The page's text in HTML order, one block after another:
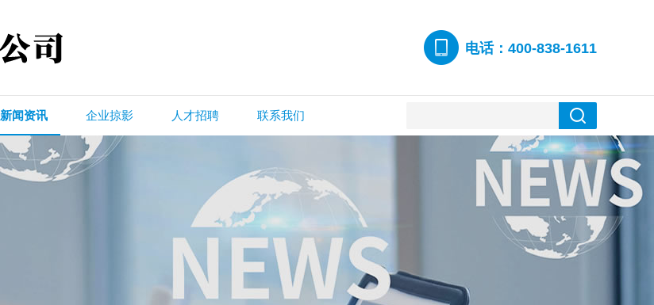
电话：400-838-1611
新闻资讯 企业掠影 人才招聘 联系我们